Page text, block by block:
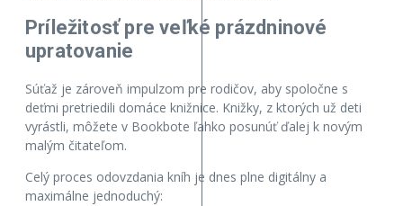
Príležitosť pre veľké prázdninové
upratovanie
Súťaž je zároveň impulzom pre rodičov, aby spoločne s
deťmi pretriedili domáce knižnice. Knižky, z ktorých už deti
vyrástli, môžete v Bookbote ľahko posunúť ďalej k novým
malým čitateľom.
Celý proces odovzdania kníh je dnes plne digitálny a
maximálne jednoduchý: